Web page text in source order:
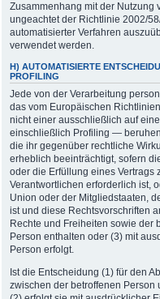
Zusammenhang mit der Nutzung
ungeachtet der Richtlinie 2002/
automatisierter Verfahren
verwendet werden.
H) AUTOMATISIERTE
ROFILING
Jede von der Verarbeitung
das vom Europäischen
nicht einer ausschließlich auf
einschließlich Profiling —
die ihr gegenüber rechtliche
erheblich beeinträchtigt, sofern
oder die Erfüllung eines Vertrags
Verantwortlichen erforderlich ist,
Union oder der Mitgliedstaaten,
ist und diese Rechtsvorschriften
Rechte und Freiheiten sowie der
Person enthalten oder (3) mit
Person erfolgt.
Ist die Entscheidung (1) für den
zwischen der betroffenen